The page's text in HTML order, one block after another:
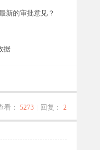
新的审批意见？
据
看： 5273 回复： 2